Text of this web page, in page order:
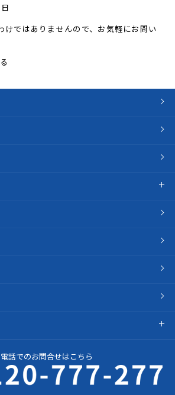
ではありませんので、お気軽にお問い
話でのお問合せはこちら